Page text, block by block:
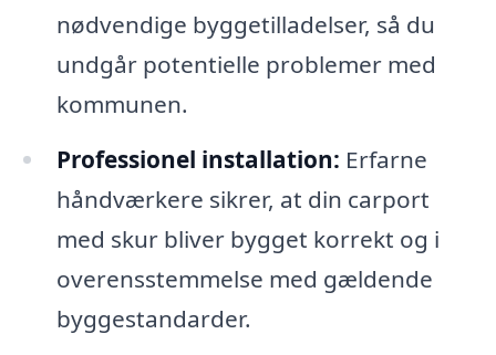
nødvendige byggetilladelser, så du
undgår potentielle problemer med
kommunen.
Professionel installation: Erfarne
håndværkere sikrer, at din carport
med skur bliver bygget korrekt og i
overensstemmelse med gældende
byggestandarder.